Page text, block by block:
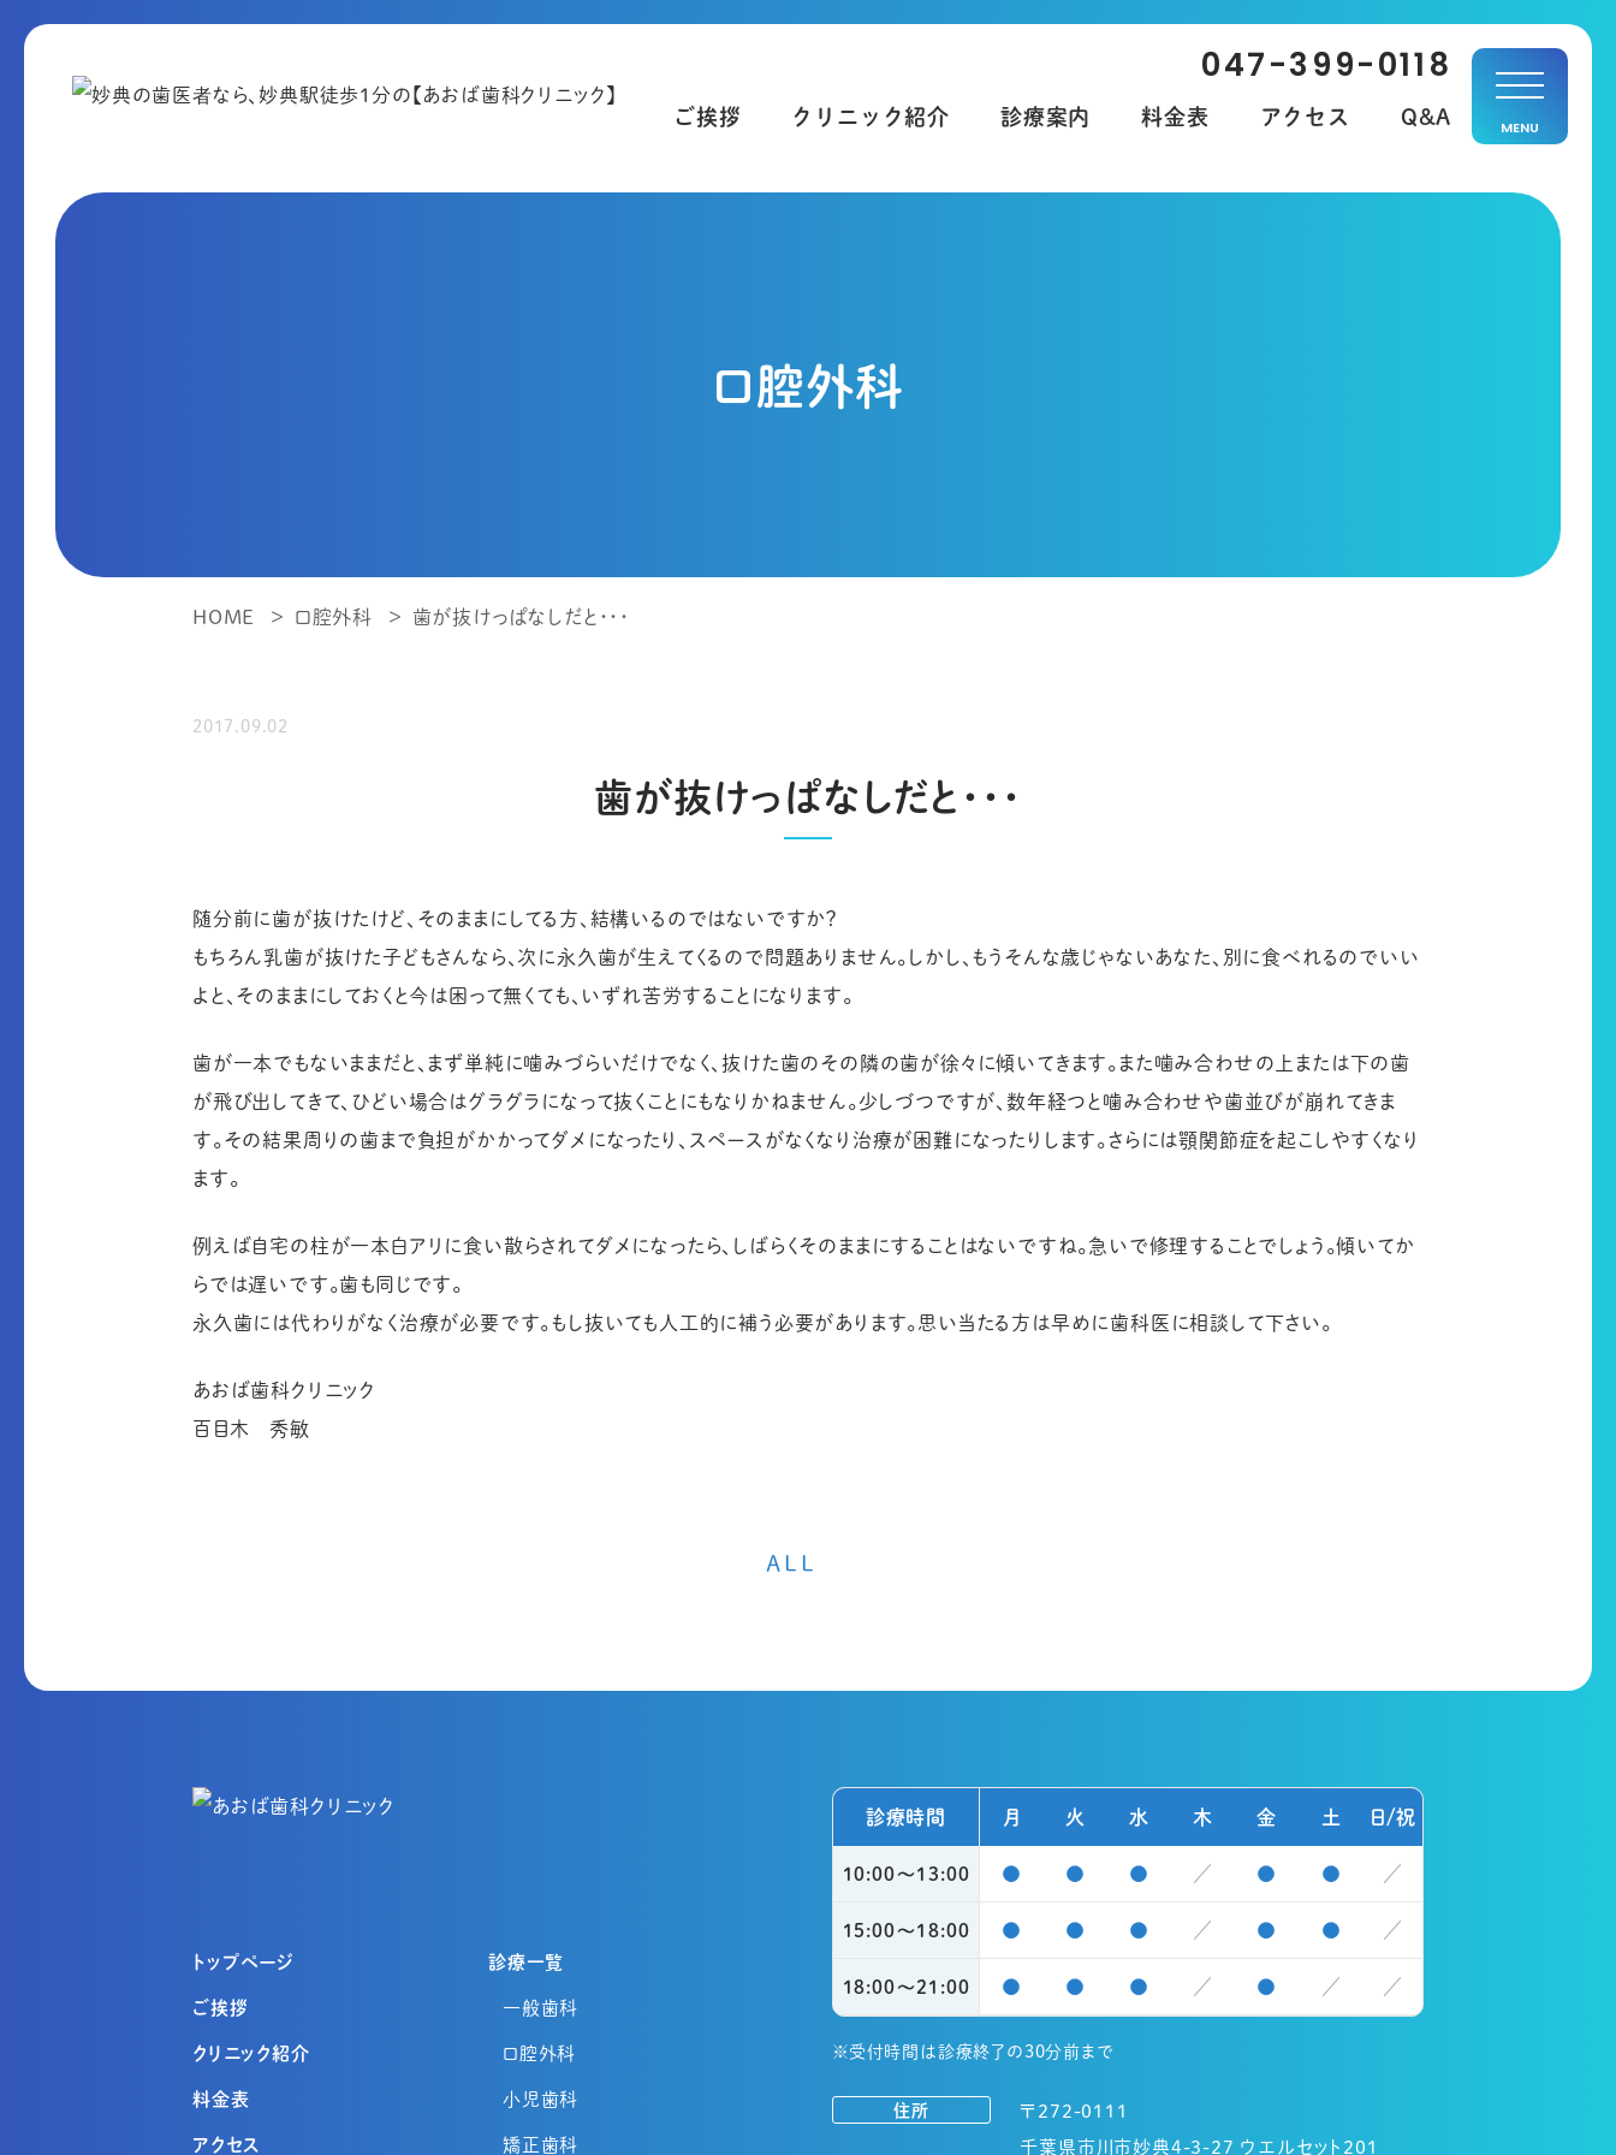
047-399-0118
ご挨拶 クリニック紹介 診療案内 料金表 アクセス Q&A MENU
口腔外科
HOME 口腔外科 歯が抜けっぱなしだと・・・
2017.09.02
歯が抜けっぱなしだと・・・
随分前に歯が抜けたけど、そのままにしてる方、結構いるのではないですか？
もちろん乳歯が抜けた子どもさんなら、次に永久歯が生えてくるので問題ありません。しかし、もうそんな歳じゃないあなた、別に食べれるのでいい
よと、そのままにしておくと今は困って無くても、いずれ苦労することになります。
歯が一本でもないままだと、まず単純に噛みづらいだけでなく、抜けた歯のその隣の歯が徐々に傾いてきます。また噛み合わせの上または下の歯
が飛び出してきて、ひどい場合はグラグラになって抜くことにもなりかねません。少しづつですが、数年経つと噛み合わせや歯並びが崩れてきま
す。その結果周りの歯まで負担がかかってダメになったり、スペースがなくなり治療が困難になったりします。さらには顎関節症を起こしやすくなり
ます。
例えば自宅の柱が一本白アリに食い散らされてダメになったら、しばらくそのままにすることはないですね。急いで修理することでしょう。傾いてか
らでは遅いです。歯も同じです。
永久歯には代わりがなく治療が必要です。もし抜いても人工的に補う必要があります。思い当たる方は早めに歯科医に相談して下さい。
あおば歯科クリニック
百目木 秀敏
ALL
トップページ
ご挨拶
クリニック紹介
料金表
アクセス
診療一覧
一般歯科
口腔外科
小児歯科
矯正歯科
診療時間 月 火 水 木 金 土 日/祝
10:00〜13:00 ● ● ● ／ ● ● ／
15:00〜18:00 ● ● ● ／ ● ● ／
18:00〜21:00 ● ● ● ／ ● ／ ／
※受付時間は診療終了の30分前まで
住所
〒272-0111
千葉県市川市妙典4-3-27 ウエルセット201